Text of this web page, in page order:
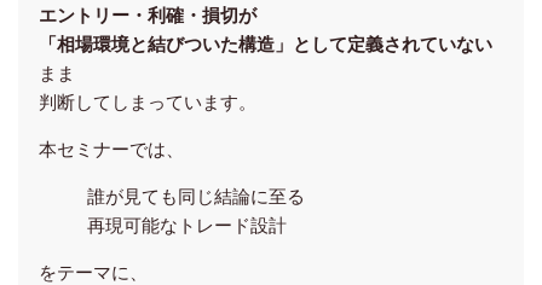
エントリー・利確・損切が
「相場環境と結びついた構造」として定義されていない
まま
判断してしまっています。
本セミナーでは、
誰が見ても同じ結論に至る
再現可能なトレード設計
をテーマに、